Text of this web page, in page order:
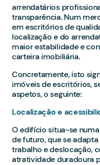
arrendatários
transparência. Num
em escritórios de
localização e do
maior estabilidade e
carteira imobiliária.
Concretamente, isto
imóveis de escritórios,
aspetos, o seguinte:
Localização e
O edifício situa-se
de futuro, que se
trabalho e deslocação,
atratividade duradoura